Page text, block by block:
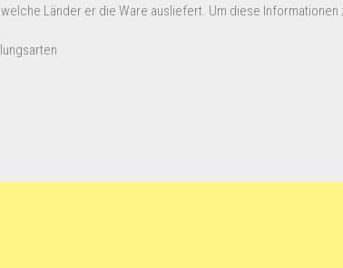
Länder er die Ware ausliefert. Um diese